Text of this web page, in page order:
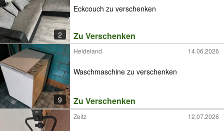
2
Eckcouch zu verschenken
Zu Verschenken
9
Heideland 14.06.2026
Waschmaschine zu verschenken
Zu Verschenken
Zeitz 12.07.2026